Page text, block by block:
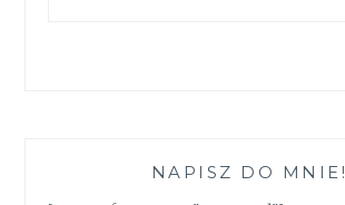
NAPISZ DO MNIE!